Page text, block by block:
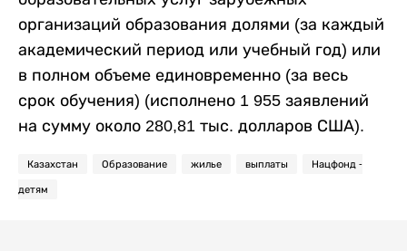
организаций образования долями (за каждый
академический период или учебный год) или
в полном объеме единовременно (за весь
срок обучения) (исполнено 1 955 заявлений
на сумму около 280,81 тыс. долларов США).
Казахстан Образование жилье выплаты Нацфонд -
детям